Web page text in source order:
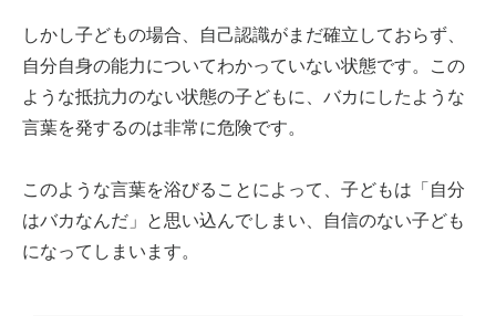
しかし子どもの場合、自己認識がまだ確立しておらず、
自分自身の能力についてわかっていない状態です。この
ような抵抗力のない状態の子どもに、バカにしたような
言葉を発するのは非常に危険です。
このような言葉を浴びることによって、子どもは「自分
はバカなんだ」と思い込んでしまい、自信のない子ども
になってしまいます。